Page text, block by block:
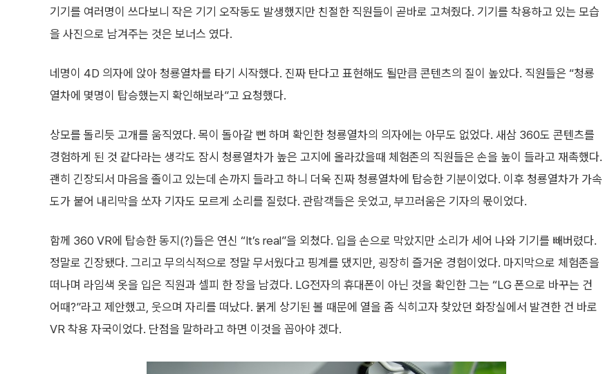
기기를 여러명이 쓰다보니 작은 기기 오작동도 발생했지만 친절한 직원들이 곧바로 고쳐줬다. 기기를 착용하고 있는 모습
을 사진으로 남겨주는 것은 보너스 였다.
네명이 4D 의자에 앉아 청룡열차를 타기 시작했다. 진짜 탄다고 표현해도 될만큼 콘텐츠의 질이 높았다. 직원들은 “청룡
열차에 몇명이 탑승했는지 확인해보라”고 요청했다.
상모를 돌리듯 고개를 움직였다. 목이 돌아갈 뻔 하며 확인한 청룡열차의 의자에는 아무도 없었다. 새삼 360도 콘텐츠를
경험하게 된 것 같다라는 생각도 잠시 청룡열차가 높은 고지에 올라갔을때 체험존의 직원들은 손을 높이 들라고 재촉했다.
괜히 긴장되서 마음을 졸이고 있는데 손까지 들라고 하니 더욱 진짜 청룡열차에 탑승한 기분이었다. 이후 청룡열차가 가속
도가 붙어 내리막을 쏘자 기자도 모르게 소리를 질렀다. 관람객들은 웃었고, 부끄러움은 기자의 몫이었다.
함께 360 VR에 탑승한 동지(?)들은 연신 “It’s real”을 외쳤다. 입을 손으로 막았지만 소리가 세어 나와 기기를 빼버렸다.
정말로 긴장됐다. 그리고 무의식적으로 정말 무서웠다고 핑계를 댔지만, 굉장히 즐거운 경험이었다. 마지막으로 체험존을
떠나며 라임색 옷을 입은 직원과 셀피 한 장을 남겼다. LG전자의 휴대폰이 아닌 것을 확인한 그는 “LG 폰으로 바꾸는 건
어때?”라고 제안했고, 웃으며 자리를 떠났다. 붉게 상기된 볼 때문에 열을 좀 식히고자 찾았던 화장실에서 발견한 건 바로
VR 착용 자국이었다. 단점을 말하라고 하면 이것을 꼽아야 겠다.